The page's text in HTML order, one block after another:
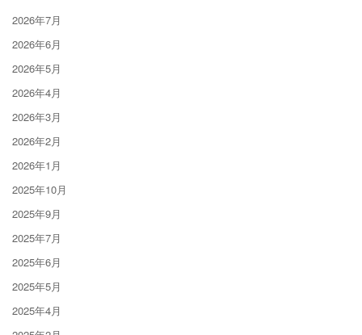
2026年7月
2026年6月
2026年5月
2026年4月
2026年3月
2026年2月
2026年1月
2025年10月
2025年9月
2025年7月
2025年6月
2025年5月
2025年4月